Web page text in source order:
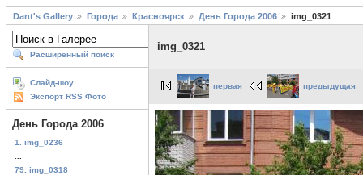
Dant's Gallery Города Красноярск День Города 2006 img_0321
Расширенный поиск
Слайд-шоу
Экспорт RSS Фото
День Города 2006
1. img_0236
79. img_0318
img_0321
первая предыдущая